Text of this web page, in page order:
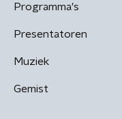
Programma's
Presentatoren
Muziek
Gemist